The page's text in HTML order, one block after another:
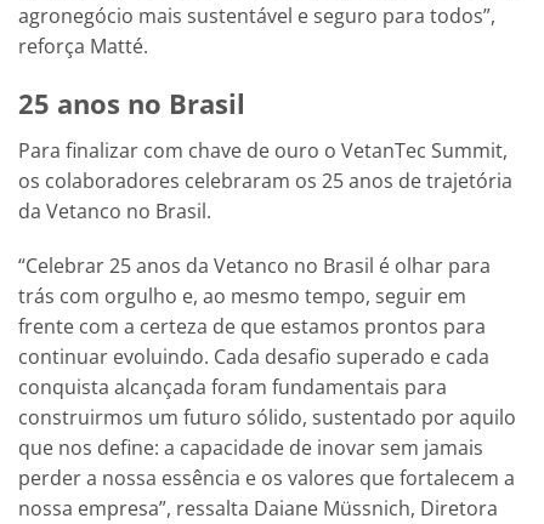
agronegócio mais sustentável e seguro para todos”,
reforça Matté.
25 anos no Brasil
Para finalizar com chave de ouro o VetanTec Summit,
os colaboradores celebraram os 25 anos de trajetória
da Vetanco no Brasil.
“Celebrar 25 anos da Vetanco no Brasil é olhar para
trás com orgulho e, ao mesmo tempo, seguir em
frente com a certeza de que estamos prontos para
continuar evoluindo. Cada desafio superado e cada
conquista alcançada foram fundamentais para
construirmos um futuro sólido, sustentado por aquilo
que nos define: a capacidade de inovar sem jamais
perder a nossa essência e os valores que fortalecem a
nossa empresa”, ressalta Daiane Müssnich, Diretora